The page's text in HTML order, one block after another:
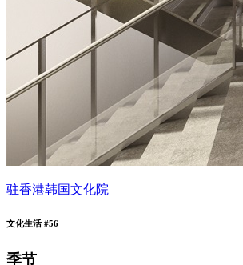
驻香港韩国文化院
文化生活 #56
季节